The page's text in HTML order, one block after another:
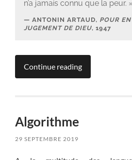
n’a jamais connu que la peur.
ANTONIN ARTAUD, POUR
JUGEMENT DE DIEU, 1947
Continue reading
Algorithme
29 SEPTEMBRE 2019